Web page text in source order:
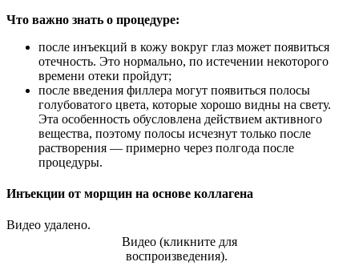
Что важно знать о процедуре:
после инъекций в кожу вокруг глаз может появиться
отечность. Это нормально, по истечении некоторого
времени отеки пройдут;
после введения филлера могут появиться полосы
голубоватого цвета, которые хорошо видны на свету.
Эта особенность обусловлена действием активного
вещества, поэтому полосы исчезнут только после
растворения — примерно через полгода после
процедуры.
Инъекции от морщин на основе коллагена
Видео удалено.
Видео (кликните для
воспроизведения).